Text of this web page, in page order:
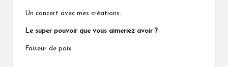
Un concert avec mes créations.
Le super pouvoir que vous aimeriez avoir ?
Faiseur de paix.